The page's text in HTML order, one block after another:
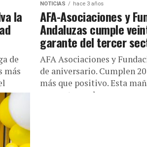
la
de
más
NOTICIAS hace 3 años
AFA-Asociaciones y
Andaluzas cumple
garante del tercer
AFA Asociaciones y
de aniversario. Cumplen
más que positivo. Esta
encuentro en la...